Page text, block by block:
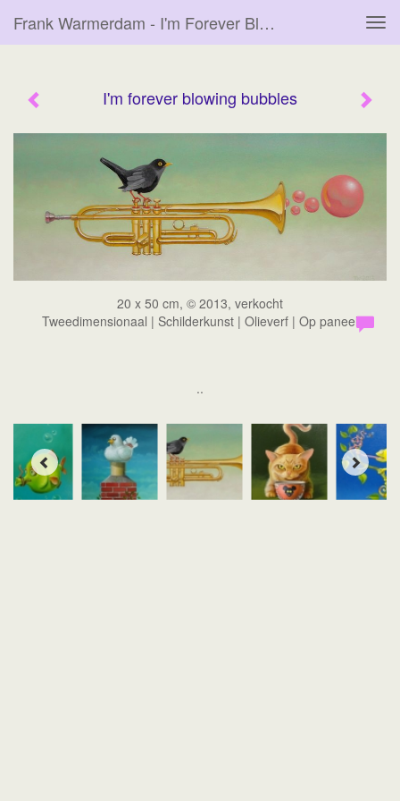
Frank Warmerdam - I'm Forever Blowing Bubbles
I'm forever blowing bubbles
20 x 50 cm, © 2013, verkocht
Tweedimensionaal | Schilderkunst | Olieverf | Op paneel
..